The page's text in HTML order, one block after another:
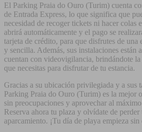
El Parking Praia do Ouro (Turim) cuenta
de Entrada Express, lo que significa que
necesidad de recoger tickets ni hacer colas
abrirá automáticamente y el pago se
tarjeta de crédito, para que disfrutes de una
y sencilla. Además, sus instalaciones están
cuentan con videovigilancia, brindándote
que necesitas para disfrutar de tu estancia.
Gracias a su ubicación privilegiada y a sus
Parking Praia do Ouro (Turim) es la mejor
sin preocupaciones y aprovechar al
Reserva ahora tu plaza y olvídate de perder
aparcamiento. ¡Tu día de playa empieza sin